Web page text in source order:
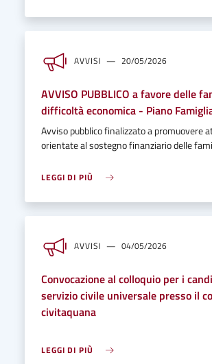
AVVISI 20/05/2026
AVVISO PUBBLICO a favore delle
difficoltà economica - Piano
Avviso pubblico finalizzato a promuovere
orientate al sostegno finanziario delle
LEGGI DI PIÙ
AVVISI 04/05/2026
Convocazione al colloquio per i
servizio civile universale presso il
civitaquana
LEGGI DI PIÙ